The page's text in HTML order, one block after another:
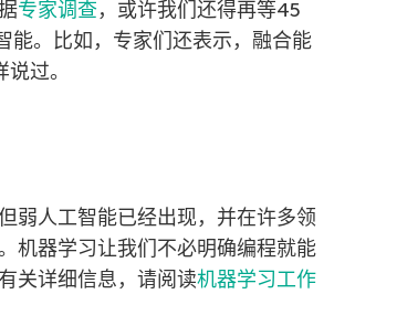
专家调查，或许我们还得再等45
能。比如，专家们还表示，融合能
过。
弱人工智能已经出现，并在许多领
机器学习让我们不必明确编程就能
关详细信息，请阅读机器学习工作